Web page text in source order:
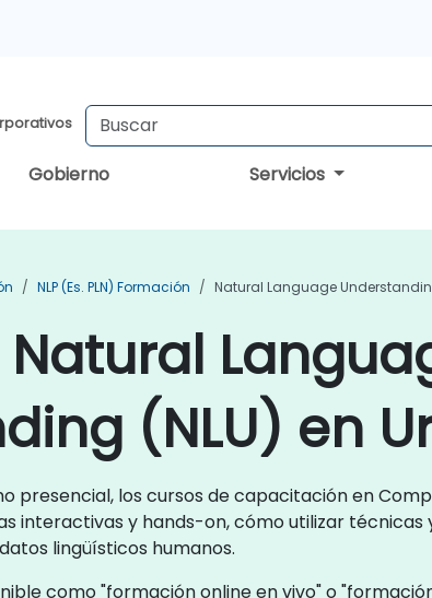
Gobierno Servicios
NLP (es. PLN) Formación Natural Language
(NLU) en
presencial, los cursos de capacitación en
interactivas y hands-on, cómo utilizar
lingüísticos humanos.
como "formación online en vivo" o